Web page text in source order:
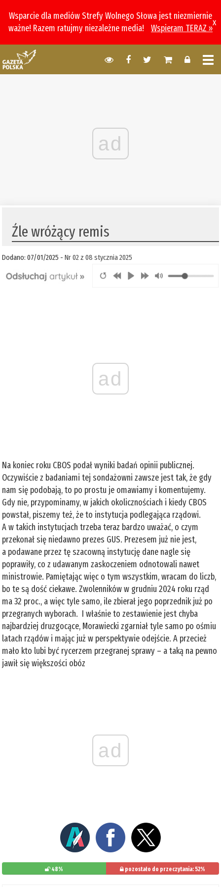
Wsparcie dla mediów Strefy Wolnego Słowa jest niezmiernie
ważne! Razem ratujmy niezależne media!
Wspieram TERAZ »
x
ad
Źle wróżący remis
Dodano: 07/01/2025 -Nr 02 z 08 stycznia 2025
ad
Na koniec roku CBOS podał wyniki badań opinii publicznej.
Oczywiście z badaniami tej sondażowni zawsze jest tak, że gdy
nam się podobają, to po prostu je omawiamy i komentujemy.
Gdy nie, przypominamy, w jakich okolicznościach i kiedy CBOS
powstał, piszemy też, że to instytucja podlegająca rządowi.
A w takich instytucjach trzeba teraz bardzo uważać, o czym
przekonał się niedawno prezes GUS. Prezesem już nie jest,
a podawane przez tę szacowną instytucję dane nagle się
poprawiły, co z udawanym zaskoczeniem odnotowali nawet
ministrowie. Pamiętając więc o tym wszystkim, wracam do liczb,
bo te są dość ciekawe. Zwolenników w grudniu 2024 roku rząd
ma 32 proc., a więc tyle samo, ile zbierał jego poprzednik już po
przegranych wyborach. I właśnie to zestawienie jest chyba
najbardziej druzgocące, Morawiecki zgarniał tyle samo po ośmiu
latach rządów i mając już w perspektywie odejście. A przecież
mało kto lubi być rycerzem przegranej sprawy – a taką na pewno
jawił się większości obóz
ad
48% pozostało do przeczytania: 52%